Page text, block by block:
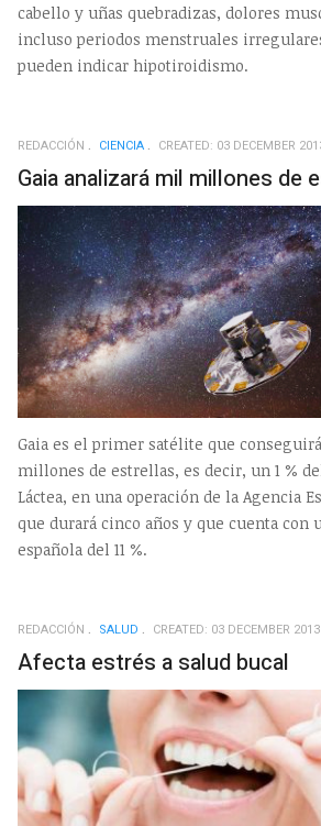
cabello y uñas quebradizas, dolores
incluso periodos menstruales
pueden indicar hipotiroidismo.
REDACCIÓN CIENCIA CREATED: 03 DECEMBER
Gaia analizará mil millones de
Gaia es el primer satélite que
millones de estrellas, es decir, un 1 %
Láctea, en una operación de la Agencia
que durará cinco años y que cuenta con
española del 11 %.
REDACCIÓN SALUD CREATED: 03 DECEMBER 2013
Afecta estrés a salud bucal